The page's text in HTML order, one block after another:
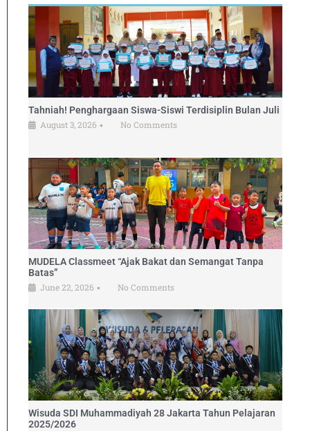
Tahniah! Penghargaan Siswa-Siswi Terdisiplin Bulan Juli
August 3, 2026 • No Comments
MUDELA Classmeet “Ajak Bakat dan Semangat Tanpa
Batas”
June 22, 2026 • No Comments
Wisuda SDI Muhammadiyah 28 Jakarta Tahun Pelajaran
2025/2026